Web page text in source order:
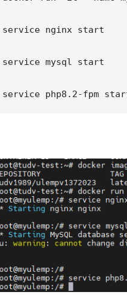
service nginx start
service mysql start
service php8.2-fpm